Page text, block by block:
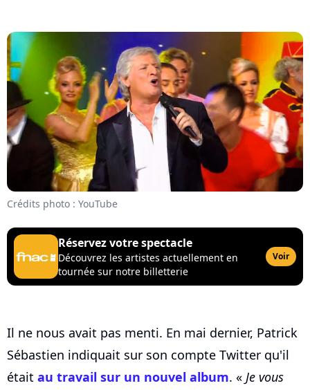
Crédits photo : YouTube
Réservez votre spectacle
Découvrez les artistes actuellement en
tournée sur notre billetterie
Voir
Il ne nous avait pas menti. En mai dernier, Patrick
Sébastien indiquait sur son compte Twitter qu'il
était au travail sur un nouvel album. « Je vous